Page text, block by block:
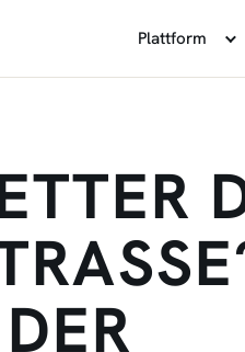
Plattform
B